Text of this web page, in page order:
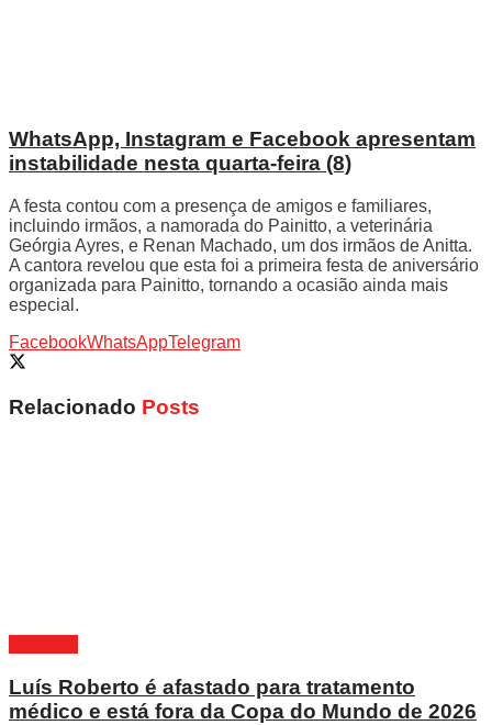
WhatsApp, Instagram e Facebook apresentam
instabilidade nesta quarta-feira (8)
A festa contou com a presença de amigos e familiares,
incluindo irmãos, a namorada do Painitto, a veterinária
Geórgia Ayres, e Renan Machado, um dos irmãos de Anitta.
A cantora revelou que esta foi a primeira festa de aniversário
organizada para Painitto, tornando a ocasião ainda mais
especial.
FacebookWhatsAppTelegram
Relacionado Posts
Luís Roberto é afastado para tratamento
médico e está fora da Copa do Mundo de 2026